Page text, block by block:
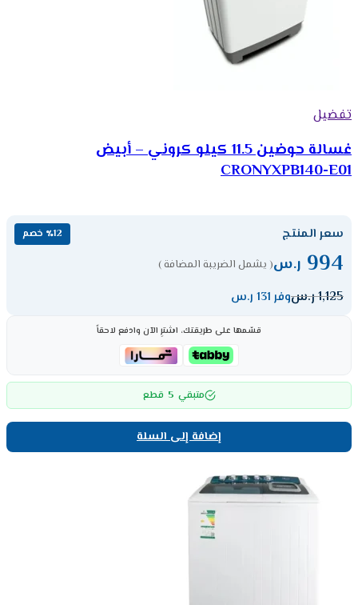
تفضيل
غسالة حوضين 11.5 كيلو كروني – أبيض
CRONYXPB140-E01
سعر المنتج ٪12 خصم
994 ر.س( يشمل الضريبة المضافة )
1,125ر.سوفر 131 ر.س
قسّمها على طريقتك، اشترِ الآن وادفع لاحقاً
متبقي 5 قطع
إضافة إلى السلة